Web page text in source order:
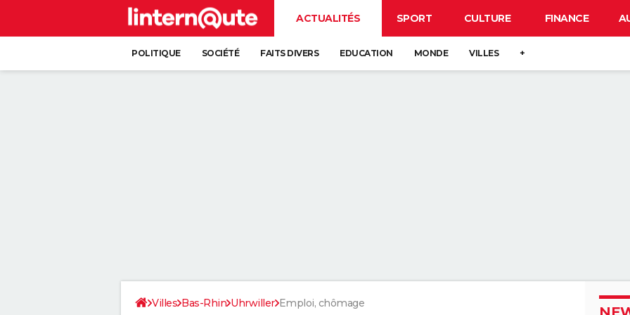
ACTUALITÉS SPORT CULTURE FINANCE
POLITIQUE SOCIÉTÉ FAITS DIVERS EDUCATION MONDE VILLES +
Villes Bas-Rhin Uhrwiller Emploi, chômage